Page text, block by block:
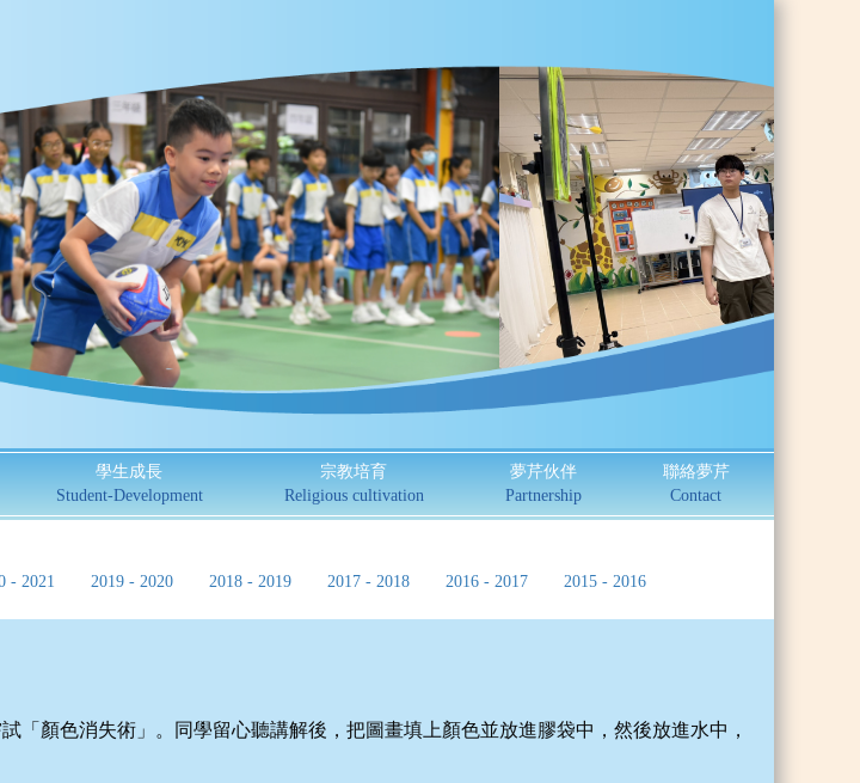
學生成長
Student-Development
宗教培育
Religious cultivation
夢芹伙伴
Partnership
聯絡夢芹
Contact
- 2021 2019 - 2020 2018 - 2019 2017 - 2018 2016 - 2017 2015 - 2016
「顏色消失術」
。同學留心聽講解後，把圖畫填上顏色並放進膠袋中，然後放進水中，